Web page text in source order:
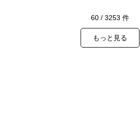
60 / 3253 件
もっと見る